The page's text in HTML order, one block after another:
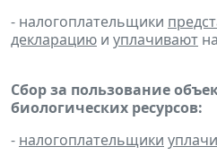
- налогоплательщики
декларацию и уплачивают
Сбор за пользование
биологических ресурсов:
- налогоплательщики